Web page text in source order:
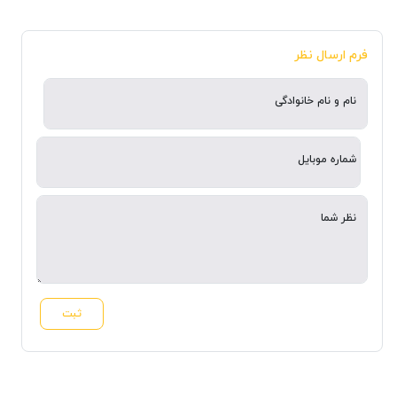
فرم ارسال نظر
نام و نام خانوادگی
شماره موبایل
نظر شما
ثبت